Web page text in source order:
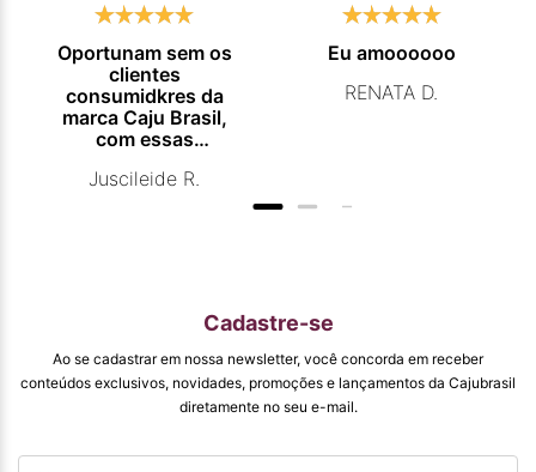
Oportunam sem os
clientes
consumidkres da
marca Caju Brasil,
com essas
promocionais de
qualidade que vcs
entregam. Parabéns
#
pormaiscampanhaspromorcionais.
Juscileide R.
Eu amoooooo
RENATA D.
Cadastre-se
Ao se cadastrar em nossa newsletter, você concorda em receber
conteúdos exclusivos, novidades, promoções e lançamentos da Cajubrasil
diretamente no seu e-mail.